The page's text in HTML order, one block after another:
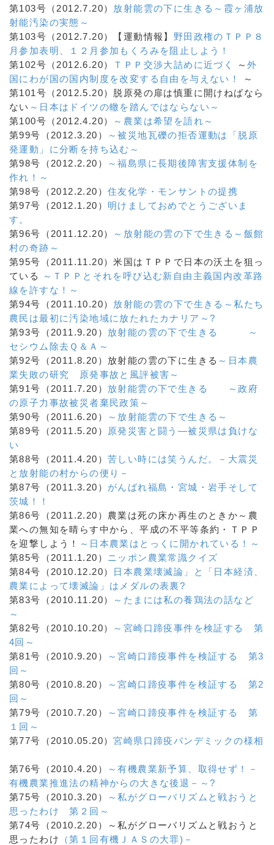
第103号（2012.7.20） 放射能雲の下に生きる～霞ヶ浦放
射能汚染の実態～
第103号（2012.7.20）【運動情報】 野田政権のＴＰＰ８
月参加表明、１２月参加もくろみを阻止しよう！
第102号（2012.6.20）
ＴＰＰ交渉大詰めに近づく ～外
国にわが国の国内制度を改変する自由を与えない！
～
第101号（2012.5.20）脱原発の扉は慎重に開けねばなら
ない ～日本はドイツの轍を踏んではならない～
第100号（2012.4.20）
～農業は希望を語れ～
第99号（2012.3.20）
～被災地瓦礫の拒否運動は「脱原
発運動」に分断を持ち込む～
第98号（2012.2.20）
～福島県に長期後障害支援体制を
作れ！～
第98号（2012.2.20） 住友化学・モンサントの提携
第97号（2012.1.20） 明けましておめでとうございま
す。
第96号（2011.12.20）
～放射能の雲の下で生きる～飯館
村の奇跡～
第95号（2011.11.20）米国はＴＰＰで日本の沃土を狙っ
ている
～ＴＰＰとそれを呼び込む新自由主義国内改革路
線を許すな！～
第94号（2011.10.20） 放射能の雲の下で生きる～私たち
農民は最初に汚染地域に放たれたカナリア～?
第93号（2011.9.20） 放射能の雲の下で生きる ～
セシウム除去Ｑ＆Ａ～
第92号（2011.8.20）放射能の雲の下に生きる ～日本農
業失敗の研究 原発事故と風評被害～
第91号（2011.7.20） 放射能雲の下で生きる ～政府
の原子力事故被災者棄民政策～
第90号（2011.6.20）
～放射能雲の下で生きる～
第89号（2011.5.20）
原発災害と闘う―被災県は負けな
い
第88号（2011.4.20） 苦しい時には笑うんだ。－大震災
と放射能の村からの便り－
第87号（2011.3.20） がんばれ福島・宮城・岩手そして
茨城！！
第86号（2011.2.20）農業は死の床か再生のときか～農
業への無知を晴らす中から、平成の不平等条約・ＴＰＰ
を迎撃しよう！
～日本農業はとっくに開かれている！～
第85号（2011.1.20） ニッポン農業常識クイズ
第84号（2010.12.20） 日本農業壊滅論」と「日本経済、
農業によって壊滅論」はメダルの表裏?
第83号（2010.11.20）
～たまには私の養鶏法の話など
～
第82号（2010.10.20）
～宮崎口蹄疫事件を検証する 第
4回～
第81号（2010.9.20）
～宮崎口蹄疫事件を検証する 第3
回～
第80号（2010.8.20）
～宮崎口蹄疫事件を検証する 第2
回～
第79号（2010.7.20）
～宮崎口蹄疫事件を検証する 第
１回～
第77号（2010.05.20）宮崎県口蹄疫パンデミックの様相
第76号（2010.4.20）
～有機農業新予算、取得せず！－
有機農業推進法の精神からの大きな後退－～?
第75号（2010.3.20）
～私がグローバリズムと戦おうと
思ったわけ 第２回～
第74号（2010.2.20）～私がグローバリズムと戦おうと
思ったわけ
（第１回有機ＪＡＳの大罪)－